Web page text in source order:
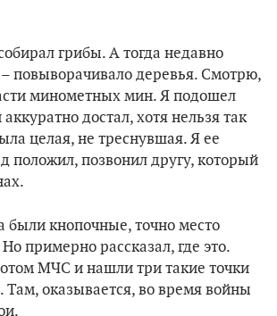
грибы. А тогда недавно
повыворачивало деревья. Смотрю,
минометных мин. Я подошел
достал, хотя нельзя так
целая, не треснувшая. Я ее
положил, позвонил другу, который
были кнопочные, точно место
примерно рассказал, где это.
МЧС и нашли три такие точки
Там, оказывается, во время войны